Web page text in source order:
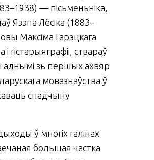
— пісьменьніка,
Язэпа Лёсіка (1883–
Максіма Гарэцкага
ствараў
аднымі зь першых ахвяр
мовазнаўства ў
спадчыну
ў многіх галінах
большая частка